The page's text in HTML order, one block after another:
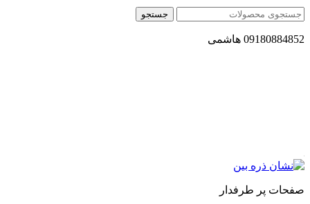
جستجو
09180884852 هاشمی
صفحات پر طرفدار